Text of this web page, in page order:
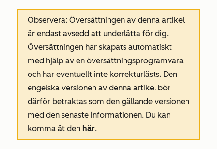
Observera: Översättningen av denna artikel
är endast avsedd att underlätta för dig.
Översättningen har skapats automatiskt
med hjälp av en översättningsprogramvara
och har eventuellt inte korrekturlästs. Den
engelska versionen av denna artikel bör
därför betraktas som den gällande versionen
med den senaste informationen. Du kan
komma åt den här.